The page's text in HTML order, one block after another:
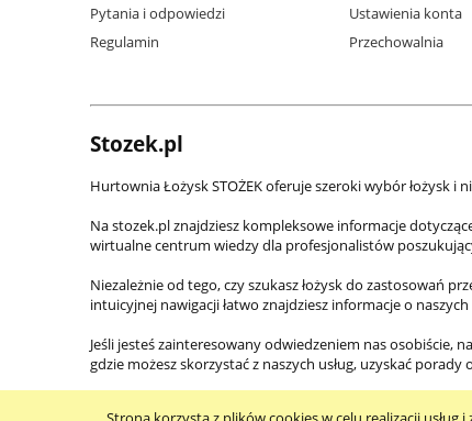
Pytania i odpowiedzi
Regulamin
Ustawienia konta
Przechowalnia
Stozek.pl
Hurtownia Łożysk STOŻEK oferuje szeroki wybór łożysk i
Na stozek.pl znajdziesz kompleksowe informacje
wirtualne centrum wiedzy dla profesjonalistów
Niezależnie od tego, czy szukasz łożysk do zastosowań
intuicyjnej nawigacji łatwo znajdziesz informacje o
Jeśli jesteś zainteresowany odwiedzeniem nas osobiście,
gdzie możesz skorzystać z naszych usług, uzyskać